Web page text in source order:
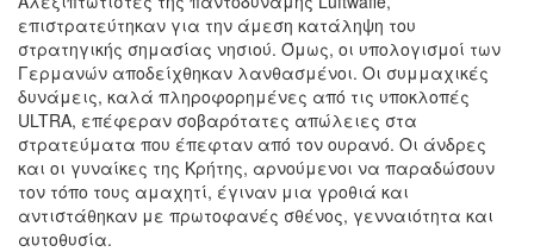
επιστρατεύτηκαν για την άμεση κατάληψη του
στρατηγικής σημασίας νησιού. Όμως, οι υπολογισμοί των
Γερμανών αποδείχθηκαν λανθασμένοι. Οι συμμαχικές
δυνάμεις, καλά πληροφορημένες από τις υποκλοπές
ULTRA, επέφεραν σοβαρότατες απώλειες στα
στρατεύματα που έπεφταν από τον ουρανό. Οι άνδρες
και οι γυναίκες της Κρήτης, αρνούμενοι να παραδώσουν
τον τόπο τους αμαχητί, έγιναν μια γροθιά και
αντιστάθηκαν με πρωτοφανές σθένος, γενναιότητα και
αυτοθυσία.